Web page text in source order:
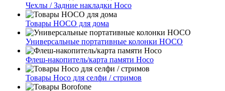
Чехлы / Задние накладки Hoco
Товары HOCO для дома
Универсальные портативные колонки HOCO
Флеш-накопитель/карта памяти Hoco
Товары Hoco для селфи / стримов